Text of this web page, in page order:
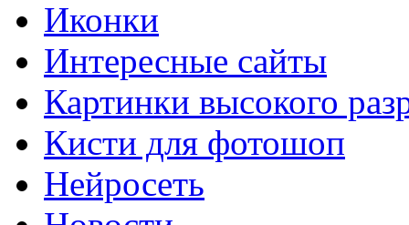
Иконки
Интересные сайты
Картинки высокого
Кисти для фотошоп
Нейросеть